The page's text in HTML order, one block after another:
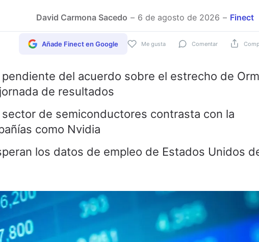
David Carmona Sacedo 6 de agosto de 2026 Finect
Me gusta Comentar
Añade Finect en Google
pendiente del acuerdo sobre el estrecho de
de resultados
de semiconductores contrasta con la
como Nvidia
los datos de empleo de Estados Unidos